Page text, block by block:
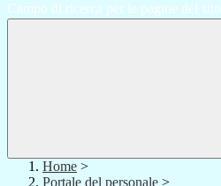
Campo di ricerca per le pagine del sito
Home >
Portale del personale >